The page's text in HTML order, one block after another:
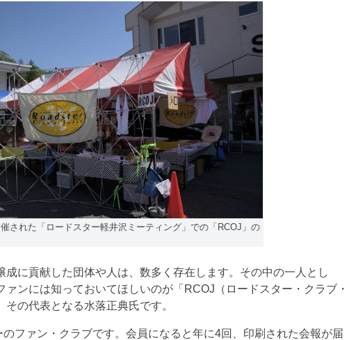
された「ロードスター軽井沢ミーティング」での「RCOJ」の
に貢献した団体や人は、数多く存在します。その中の一人とし
ァンには知っておいてほしいのが「RCOJ（ロードスター・クラブ・
の代表となる水落正典氏です。
ファン・クラブです。会員になると年に4回、印刷された会報が届